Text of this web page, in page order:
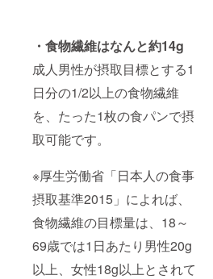
・食物繊維はなんと約14g
成人男性が摂取目標とする1
日分の1/2以上の食物繊維
を、たった1枚の食パンで摂
取可能です。
※厚生労働省「日本人の食事
摂取基準2015」によれば、
食物繊維の目標量は、18～
69歳では1日あたり男性20g
以上、女性18g以上とされて